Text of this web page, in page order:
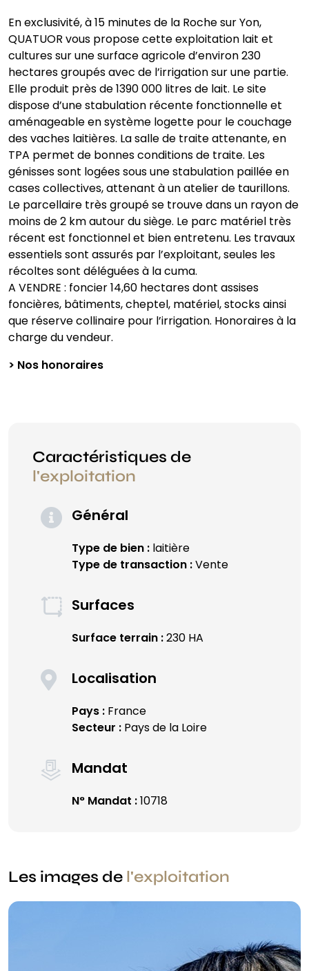
En exclusivité, à 15 minutes de la Roche sur Yon,
QUATUOR vous propose cette exploitation lait et
cultures sur une surface agricole d’environ 230
hectares groupés avec de l’irrigation sur une partie.
Elle produit près de 1390 000 litres de lait. Le site
dispose d’une stabulation récente fonctionnelle et
aménageable en système logette pour le couchage
des vaches laitières. La salle de traite attenante, en
TPA permet de bonnes conditions de traite. Les
génisses sont logées sous une stabulation paillée en
cases collectives, attenant à un atelier de taurillons.
Le parcellaire très groupé se trouve dans un rayon de
moins de 2 km autour du siège. Le parc matériel très
récent est fonctionnel et bien entretenu. Les travaux
essentiels sont assurés par l’exploitant, seules les
récoltes sont déléguées à la cuma.
A VENDRE : foncier 14,60 hectares dont assises
foncières, bâtiments, cheptel, matériel, stocks ainsi
que réserve collinaire pour l’irrigation. Honoraires à la
charge du vendeur.
> Nos honoraires
Caractéristiques de
l'exploitation
Général
Type de bien :laitière
Type de transaction :Vente
Surfaces
Surface terrain :230 HA
Localisation
Pays :France
Secteur :Pays de la Loire
Mandat
N° Mandat :10718
Les images de l'exploitation